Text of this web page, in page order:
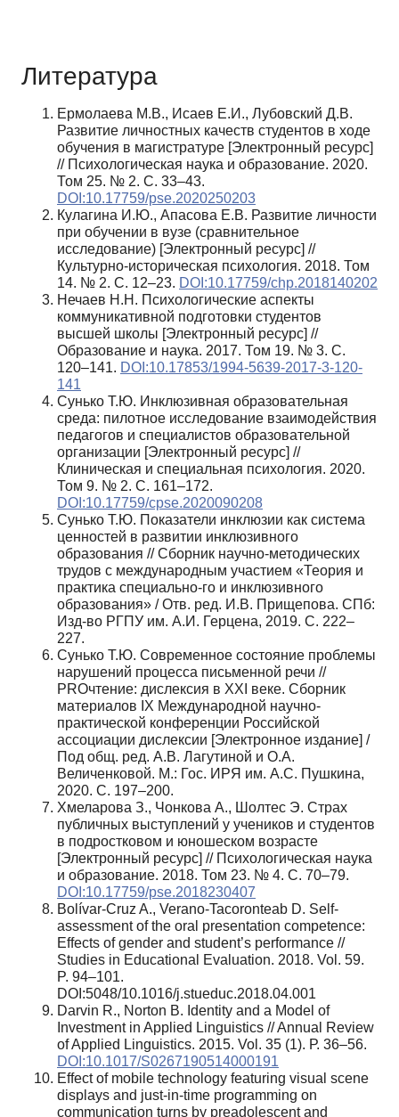
Литература
Ермолаева М.В., Исаев Е.И., Лубовский Д.В.
Развитие личностных качеств студентов в ходе
обучения в магистратуре [Электронный ресурс]
// Психологическая наука и образование. 2020.
Том 25. № 2. C. 33–43.
DOI:10.17759/pse.2020250203
Кулагина И.Ю., Апасова Е.В. Развитие личности
при обучении в вузе (сравнительное
исследование) [Электронный ресурс] //
Культурно-историческая психология. 2018. Том
14. № 2. С. 12–23. DOI:10.17759/chp.2018140202
Нечаев Н.Н. Психологические аспекты
коммуникативной подготовки студентов
высшей школы [Электронный ресурс] //
Образование и наука. 2017. Том 19. № 3. С.
120–141. DOI:10.17853/1994-5639-2017-3-120-
141
Сунько Т.Ю. Инклюзивная образовательная
среда: пилотное исследование взаимодействия
педагогов и специалистов образовательной
организации [Электронный ресурс] //
Клиническая и специальная психология. 2020.
Том 9. № 2. C. 161–172.
DOI:10.17759/cpse.2020090208
Сунько Т.Ю. Показатели инклюзии как система
ценностей в развитии инклюзивного
образования // Сборник научно-методических
трудов с международным участием «Теория и
практика специально-го и инклюзивного
образования» / Отв. ред. И.В. Прищепова. СПб:
Изд-во РГПУ им. А.И. Герцена, 2019. С. 222–
227.
Сунько Т.Ю. Современное состояние проблемы
нарушений процесса письменной речи //
PROчтение: дислексия в XXI веке. Сборник
материалов IХ Международной научно-
практической конференции Российской
ассоциации дислексии [Электронное издание] /
Под общ. ред. А.В. Лагутиной и О.А.
Величенковой. М.: Гос. ИРЯ им. А.С. Пушкина,
2020. С. 197–200.
Хмеларова З., Чонкова А., Шолтес Э. Страх
публичных выступлений у учеников и студентов
в подростковом и юношеском возрасте
[Электронный ресурс] // Психологическая наука
и образование. 2018. Том 23. № 4. С. 70–79.
DOI:10.17759/pse.2018230407
Bolívar-Cruz A., Verano-Tacoronteab D. Self-
assessment of the oral presentation competence:
Effects of gender and student’s performance //
Studies in Educational Evaluation. 2018. Vol. 59.
P. 94–101.
DOI:5048/10.1016/j.stueduc.2018.04.001
Darvin R., Norton B. Identity and a Model of
Investment in Applied Linguistics // Annual Review
of Applied Linguistics. 2015. Vol. 35 (1). Р. 36–56.
DOI:10.1017/S0267190514000191
Effect of mobile technology featuring visual scene
displays and just-in-time programming on
communication turns by preadolescent and